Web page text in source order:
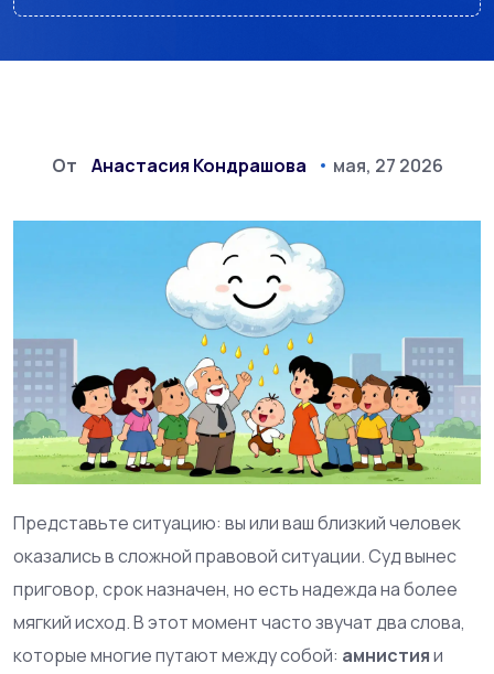
От Анастасия Кондрашова мая, 27 2026
Представьте ситуацию: вы или ваш близкий человек
оказались в сложной правовой ситуации. Суд вынес
приговор, срок назначен, но есть надежда на более
мягкий исход. В этот момент часто звучат два слова,
которые многие путают между собой: амнистияи